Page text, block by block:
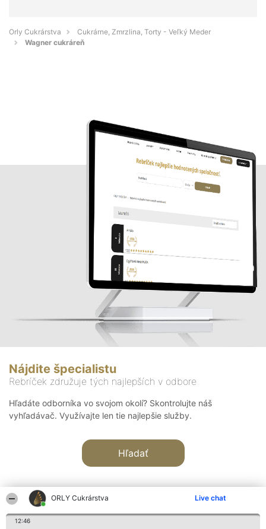
ORLY Cukrárstva Live chat
12:46
Orly Cukrárstva
Cukrárne, Zmrzlina, Torty - Veľký Meder
Wagner cukráreň
Nájdite špecialistu
Rebríček združuje tých najlepších v odbore
Hľadáte odborníka vo svojom okolí? Skontrolujte náš
vyhľadávač. Využívajte len tie najlepšie služby.
Hľadať